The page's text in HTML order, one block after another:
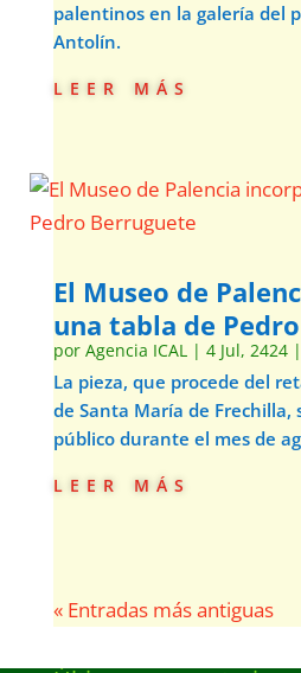
palentinos en la galería del
Antolín.
leer más
El Museo de
una tabla de
por Agencia ICAL| 4 Jul, 2424|
La pieza, que procede del
de Santa María de Frechilla,
público durante el mes de
leer más
« Entradas más antiguas